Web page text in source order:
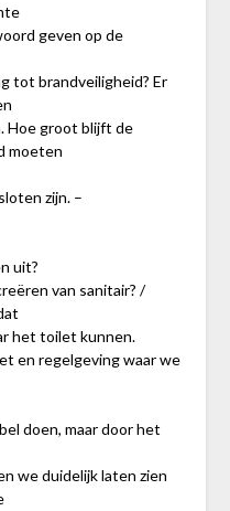
geven op de
tot brandveiligheid? Er
Hoe groot blijft de
moeten
zijn. –
uit?
van sanitair? /
het toilet kunnen.
en regelgeving waar we
doen, maar door het
we duidelijk laten zien